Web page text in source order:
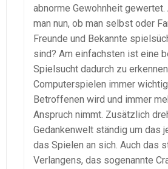
abnorme Gewohnheit
man nun, ob man selbst oder
Freunde und Bekannte
sind? Am einfachsten ist eine
Spielsucht dadurch zu
Computerspielen immer
Betroffenen wird und immer
Anspruch nimmt. Zusätzlich
Gedankenwelt ständig um das
das Spielen an sich. Auch das
Verlangens, das sogenannte